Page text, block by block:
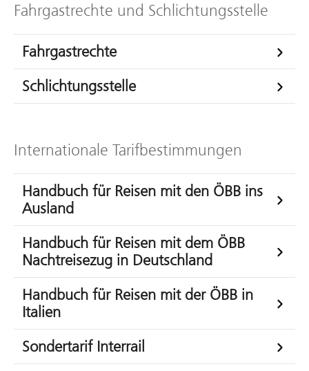
Fahrgastrechte und Schlichtungsstelle
Fahrgastrechte
Schlichtungsstelle
Internationale Tarifbestimmungen
Handbuch für Reisen mit den ÖBB ins
Ausland
Handbuch für Reisen mit dem ÖBB
Nachtreisezug in Deutschland
Handbuch für Reisen mit der ÖBB in
Italien
Sondertarif Interrail